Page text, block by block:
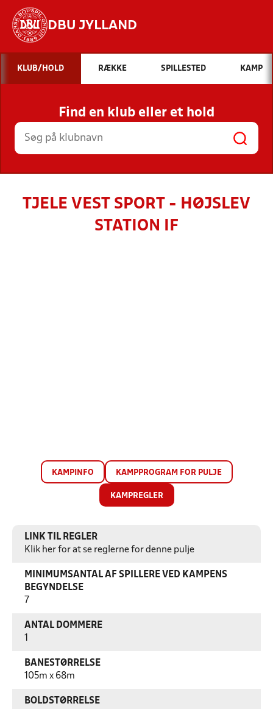
DBU JYLLAND
Hvad vil du søge efter?
INDHOLD OG NYHEDER
STILLINGER, RESULTATER, KLUBBER OG
HOLD
KLUB/HOLD RÆKKE SPILLESTED KAMP
Find en klub eller et hold
TJELE VEST SPORT - HØJSLEV
STATION IF
KAMPINFO KAMPPROGRAM FOR PULJE
KAMPREGLER
LINK TIL REGLER
Klik her for at se reglerne for denne pulje
MINIMUMSANTAL AF SPILLERE VED KAMPENS
BEGYNDELSE
7
ANTAL DOMMERE
BANESTØRRELSE
105m x 68m
BOLDSTØRRELSE